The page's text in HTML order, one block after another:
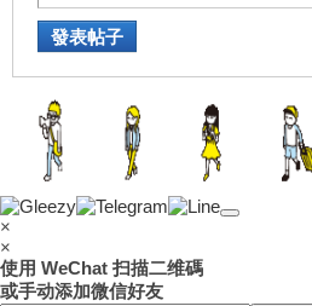
茶
發表帖子
×
×
使用 WeChat 扫描二维碼
或手动添加微信好友